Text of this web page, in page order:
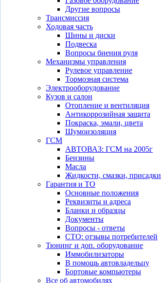
Другие вопросы
Трансмиссия
Ходовая часть
Шины и диски
Подвеска
Вопросы биения руля
Механизмы управления
Рулевое управление
Тормозная система
Электрооборудование
Кузов и салон
Отопление и вентиляция
Антикоррозийная защита
Покраска, эмали, цвета
Шумоизоляция
ГСМ
АВТОВАЗ: ГСМ на 2005г
Бензины
Масла
Жидкости, смазки, присадки
Гарантия и ТО
Основные положения
Реквизиты и адреса
Бланки и образцы
Документы
Вопросы - ответы
СТО: отзывы потребителей
Тюнинг и доп. оборудование
Иммобилизаторы
В помощь автовладельцу
Бортовые компьютеры
Все об автомобилях